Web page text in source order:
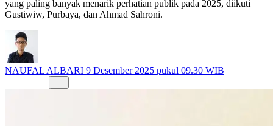
yang paling banyak menarik perhatian publik pada 2025, diikuti
Gustiwiw, Purbaya, dan Ahmad Sahroni.
NAUFAL ALBARI 9 Desember 2025 pukul 09.30 WIB